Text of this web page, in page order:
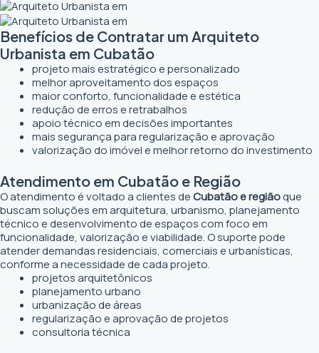
Benefícios de Contratar um Arquiteto
Urbanista em Cubatão
projeto mais estratégico e personalizado
melhor aproveitamento dos espaços
maior conforto, funcionalidade e estética
redução de erros e retrabalhos
apoio técnico em decisões importantes
mais segurança para regularização e aprovação
valorização do imóvel e melhor retorno do investimento
Atendimento em Cubatão e Região
O atendimento é voltado a clientes deCubatão e regiãoque
buscam soluções em arquitetura, urbanismo, planejamento
técnico e desenvolvimento de espaços com foco em
funcionalidade, valorização e viabilidade. O suporte pode
atender demandas residenciais, comerciais e urbanísticas,
conforme a necessidade de cada projeto.
projetos arquitetônicos
planejamento urbano
urbanização de áreas
regularização e aprovação de projetos
consultoria técnica